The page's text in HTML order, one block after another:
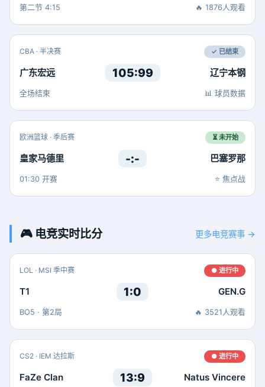
第二节 4:15 🔥 1876人观看
CBA · 半决赛 ✓ 已结束
广东宏远 105:99 辽宁本钢
全场结束 📊 球员数据
欧洲篮球 · 季后赛 ⏳ 未开始
皇家马德里 -:- 巴塞罗那
01:30 开赛 ⭐ 焦点战
🎮 电竞实时比分 更多电竞赛事 →
LOL · MSI 季中赛 ● 进行中
T1 1:0 GEN.G
BO5 · 第2局 🔥 3521人观看
CS2 · IEM 达拉斯 ● 进行中
FaZe Clan 13:9 Natus Vincere